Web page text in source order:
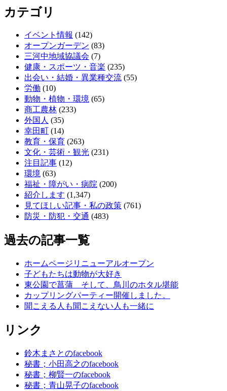
カテゴリ
イベント情報 (142)
オープンガーデン (83)
三河中地域協議会 (7)
健康・スポーツ・音楽 (235)
出会い・結婚・異業種交流 (55)
労働 (10)
動物・植物・環境 (65)
商工農林 (233)
外国人 (35)
幸田町 (14)
教育・保育 (263)
文化・芸術・観光 (231)
注目記事 (12)
環境 (63)
福祉・障がい・病院 (200)
紹介します (1,347)
見てほしい記事・私の政策 (761)
防災・防犯・交通 (483)
過去の記事一覧
ホームページリニューアルオープン
子どもたちは動物が大好き
東公園で菖蒲 そして、鳥川のホタル堪能
カップリングパーティー開催しました。
聞こえる人も聞こえない人も一緒に
リンク
鈴木まさとのfacebook
秘書；小田高之のfacebook
秘書；柳賢一のfacebook
秘書；青山晃子のfacebook